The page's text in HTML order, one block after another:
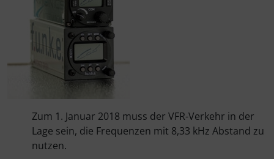
Zum 1. Januar 2018 muss der VFR-Verkehr in der
Lage sein, die Frequenzen mit 8,33 kHz Abstand zu
nutzen.
Fallschirmspringer
Zubehör und Ersatzteile für Instrumente
Fliegerkarten
Fliegerspiele
Für Pilotenkinder
Geschenk-Boutique
IMPACTFOAM
Kniebretter
Literatur / Bücher
Südfrankreich-Zubehör
Thermikhüte